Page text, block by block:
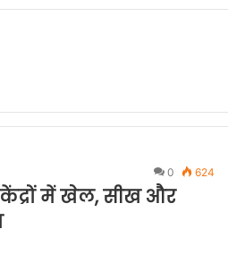
0 624
में खेल, सीख और